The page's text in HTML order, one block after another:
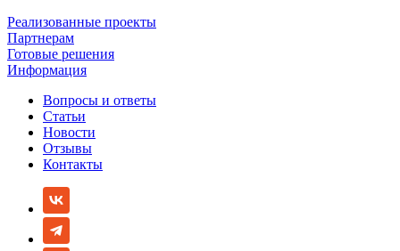
Реализованные проекты
Партнерам
Готовые решения
Информация
Вопросы и ответы
Статьи
Новости
Отзывы
Контакты